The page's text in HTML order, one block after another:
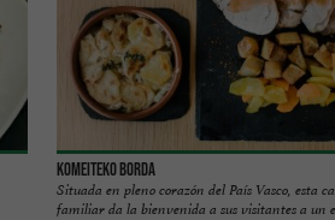
Komeiteko Borda
Situada en pleno corazón del País Vasco, esta
familiar da la bienvenida a sus visitantes a un